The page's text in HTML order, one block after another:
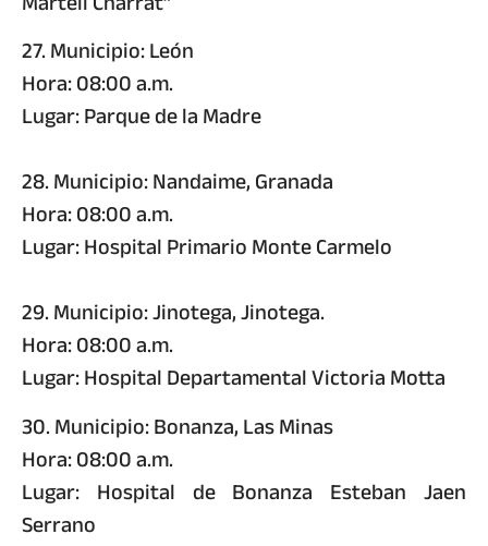
27. Municipio: León
Hora: 08:00 a.m.
Lugar: Parque de la Madre
28. Municipio: Nandaime, Granada
Hora: 08:00 a.m.
Lugar: Hospital Primario Monte Carmelo
29. Municipio: Jinotega, Jinotega.
Hora: 08:00 a.m.
Lugar: Hospital Departamental Victoria Motta
30. Municipio: Bonanza, Las Minas
Hora: 08:00 a.m.
Lugar: Hospital de Bonanza Esteban Jaen
Serrano